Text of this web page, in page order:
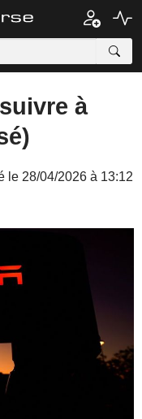
à
le 28/04/2026 à 13:12